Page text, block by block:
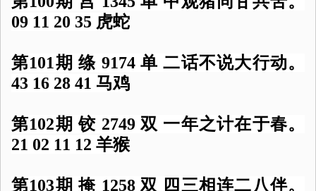
09 11 20 35 虎蛇
第101期 绦 9174 单 二话不说大行动。
43 16 28 41 马鸡
第102期 铰 2749 双 一年之计在于春。
21 02 11 12 羊猴
第103期 掩 1258 双 四三相连二八伴。